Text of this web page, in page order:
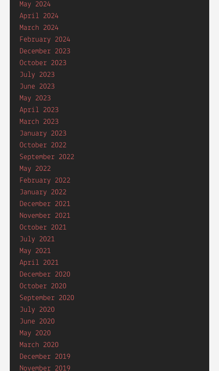
May 2024
April 2024
March 2024
February 2024
December 2023
October 2023
July 2023
June 2023
May 2023
April 2023
March 2023
January 2023
October 2022
September 2022
May 2022
February 2022
January 2022
December 2021
November 2021
October 2021
July 2021
May 2021
April 2021
December 2020
October 2020
September 2020
July 2020
June 2020
May 2020
March 2020
December 2019
November 2019